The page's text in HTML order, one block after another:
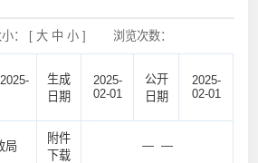
： [ 大 中 小] 浏览次数：
生成
日期
2025-
02-01
公开
日期
2025-
02-01
局
附件
下载
— —